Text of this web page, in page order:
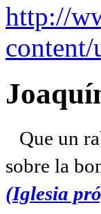
http://
Que un
sobre la
(Iglesia